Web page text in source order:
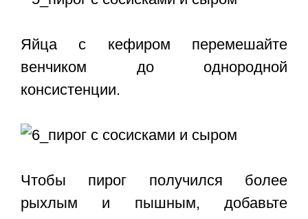
Яйца с кефиром перемешайте
венчиком до однородной
консистенции.
Чтобы пирог получился более
рыхлым и пышным, добавьте